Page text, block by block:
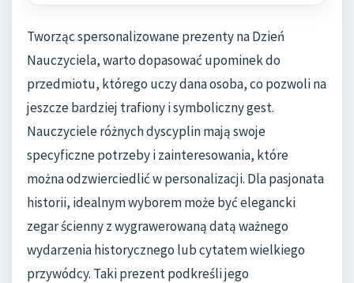
Tworząc spersonalizowane prezenty na Dzień
Nauczyciela, warto dopasować upominek do
przedmiotu, którego uczy dana osoba, co pozwoli na
jeszcze bardziej trafiony i symboliczny gest.
Nauczyciele różnych dyscyplin mają swoje
specyficzne potrzeby i zainteresowania, które
można odzwierciedlić w personalizacji. Dla pasjonata
historii, idealnym wyborem może być elegancki
zegar ścienny z wygrawerowaną datą ważnego
wydarzenia historycznego lub cytatem wielkiego
przywódcy. Taki prezent podkreśli jego